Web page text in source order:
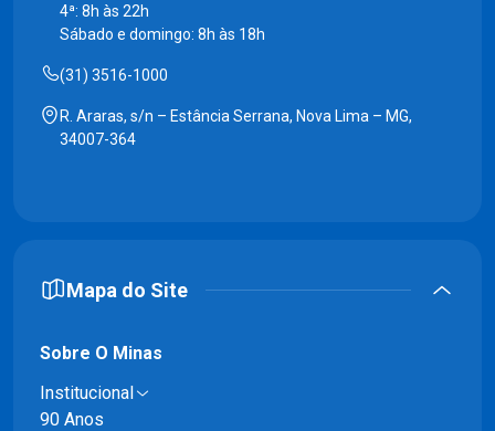
4ª: 8h às 22h
Sábado e domingo: 8h às 18h
(31) 3516-1000
R. Araras, s/n – Estância Serrana, Nova Lima – MG,
34007-364
Mapa do Site
Sobre O Minas
Institucional
90 Anos